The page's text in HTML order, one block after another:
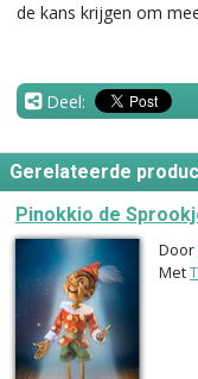
de kans krijgen om
Deel:
Gerelateerde
Pinokkio de
Door
Met